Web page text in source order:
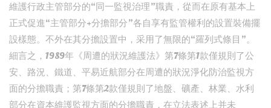
維護行政主管部分的“同一監視治理”職責，從而在原有基本上
正式促進“主管部分+分擔部分”各自享有監管權利的設置裝備擺
設樣態。不外在其分擔設置中，采用了無限的“羅列式條目”。
細言之，1989年《周遭的狀況維護法》第7條第1款僅規則了公
安、路況、鐵道、平易近航部分在周遭的狀況淨化防治監視方
面的分擔職責；第7條第2款僅規則了地盤、礦產、林業、水利
部分在資本維護監視方面的分擔職責，在立法表述上并未